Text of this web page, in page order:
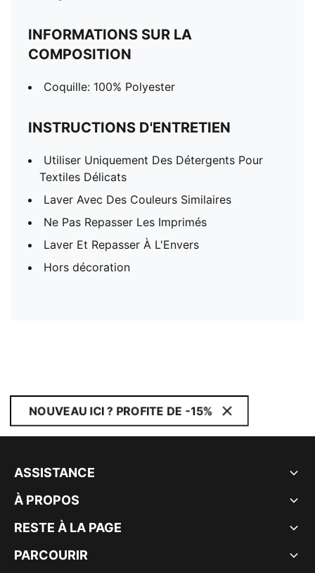
INFORMATIONS SUR LA
COMPOSITION
Coquille: 100% Polyester
INSTRUCTIONS D'ENTRETIEN
Utiliser Uniquement Des Détergents Pour
Textiles Délicats
Laver Avec Des Couleurs Similaires
Ne Pas Repasser Les Imprimés
Laver Et Repasser À L'Envers
Hors décoration
NOUVEAU ICI ? PROFITE DE -15%
ASSISTANCE
À PROPOS
RESTE À LA PAGE
PARCOURIR